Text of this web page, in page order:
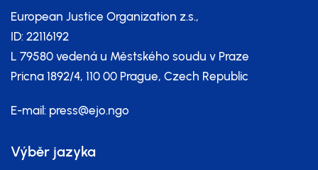
European Justice Organization z.s.,
ID: 22116192
L 79580 vedená u Městského soudu v Praze
Pricna 1892/4, 110 00 Prague, Czech Republic
E-mail: press@ejo.ngo
Výběr jazyka